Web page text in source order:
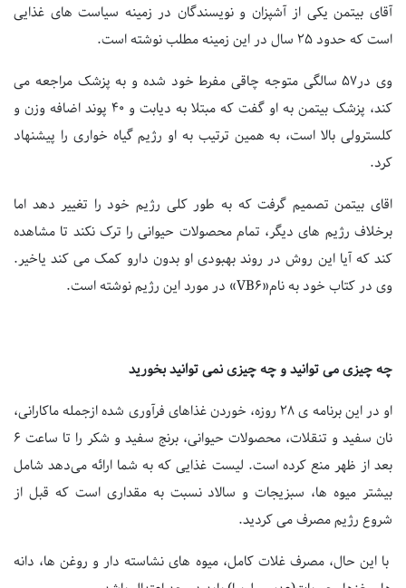
آقای بیتمن یکی از آشپزان و نویسندگان در زمینه سیاست های غذایی
است که حدود 25 سال در این زمینه مطلب نوشته است.
وی در57 سالگی متوجه چاقی مفرط خود شده و به پزشک مراجعه می
کند، پزشک بیتمن به او گفت که مبتلا به دیابت و 40 پوند اضافه وزن و
کلسترولی بالا است، به همین ترتیب به او رژیم گیاه خواری را پیشنهاد
کرد.
اقای بیتمن تصمیم گرفت که به طور کلی رژیم خود را تغییر دهد اما
برخلاف رژیم های دیگر، تمام محصولات حیوانی را ترک نکند تا مشاهده
کند که آیا این روش در روند بهبودی او بدون دارو کمک می کند یاخیر.
وی در کتاب خود به نام«VB6» در مورد این رژیم نوشته است.
چه چیزی می توانید و چه چیزی نمی توانید بخورید
او در این برنامه ی 28 روزه، خوردن غذاهای فرآوری شده ازجمله ماکارانی،
نان سفید و تنقلات، محصولات حیوانی، برنج سفید و شکر را تا ساعت 6
بعد از ظهر منع کرده است. لیست غذایی که به شما ارائه می‌دهد شامل
بیشتر میوه ها، سبزیجات و سالاد نسبت به مقداری است که قبل از
شروع رژیم مصرف می کردید.
با این حال، مصرف غلات کامل، میوه های نشاسته دار و روغن ها، دانه